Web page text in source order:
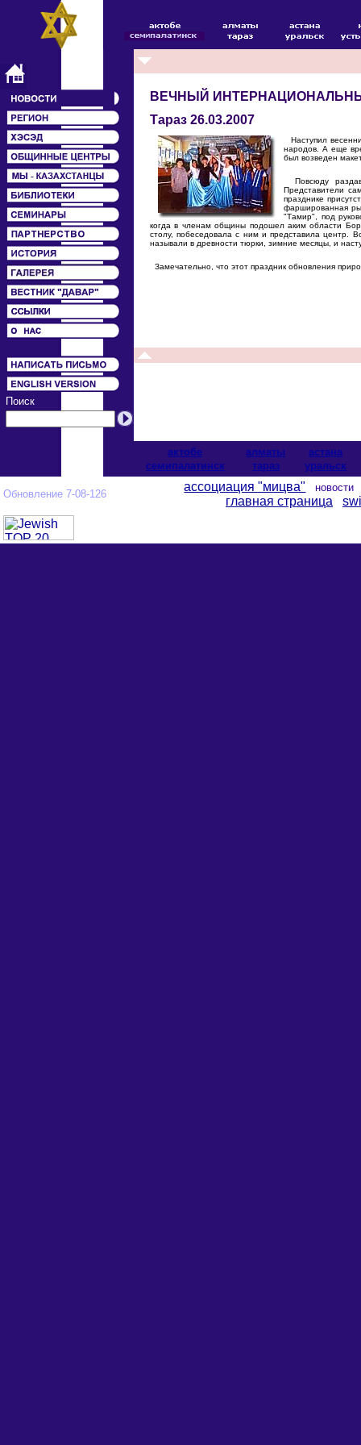
Поиск
ВЕЧНЫЙ
Тараз 26.03.2007
Наступил
народов. А еще
был возведен
Повсюду
Представители
празднике
фаршированная
"Тамир", под
когда в членам общины подошел аким области
столу, побеседовала с ним и представила центр.
называли в древности тюрки, зимние месяцы, и
Замечательно, что этот праздник обновления
актобе алматы
астана
cемипалатинск
тараз уральск
Обновление 7-08-126
ассоциация "мицва"
главная страница